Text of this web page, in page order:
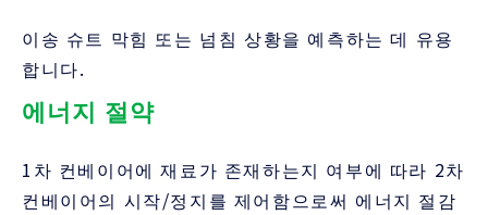
이송 슈트 막힘 또는 넘침 상황을 예측하는 데 유용
합니다.
에너지 절약
1차 컨베이어에 재료가 존재하는지 여부에 따라 2차
컨베이어의 시작/정지를 제어함으로써 에너지 절감